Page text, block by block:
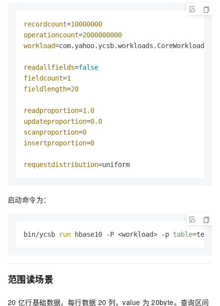
recordcount=10000000
operationcount=2000000000
workload=com.yahoo.ycsb.workloads.CoreWorkload
readallfields=false
fieldcount=1
fieldlength=20
readproportion=1.0
updateproportion=0.0
scanproportion=0
insertproportion=0
requestdistribution=uniform
启动命令为：
bin/ycsb run hbase10 -P <workload> -p table=test
范围读场景
20 亿行基础数据，每行数据 20 列，value 为 20byte。查询区间